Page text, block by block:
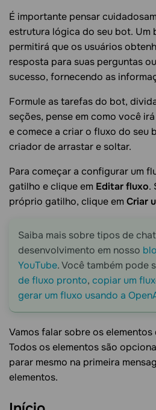
É importante pensar
estrutura lógica do seu bot. Um
permitirá que os usuários
resposta para suas perguntas
sucesso, fornecendo as
Formule as tarefas do bot,
seções, pense em como você
e comece a criar o fluxo do seu
criador de arrastar e soltar.
Para começar a configurar um
gatilho e clique em Editar fluxo.
próprio gatilho, clique em Criar
Saiba mais sobre tipos de
desenvolvimento em nosso
YouTube. Você também pode
de fluxo pronto, copiar um
gerar um fluxo usando a
Vamos falar sobre os
Todos os elementos são
parar mesmo na primeira
elementos.